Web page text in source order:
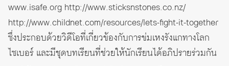
www.isafe.org http://www.sticksnstones.co.nz/
http://www.childnet.com/resources/lets-fight-it-together
ซึ่งประกอบด้วยวิดีโอที่เกี่ยวข้องกับการข่มเหงรังแกทางโลก
ไซเบอร์ และมีชุดบทเรียนที่ช่วยให้นักเรียนได้อภิปรายร่วมกัน